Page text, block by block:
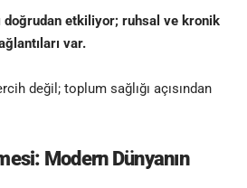
doğrudan etkiliyor; ruhsal ve kronik
var.
değil; toplum sağlığı açısından
Modern Dünyanın